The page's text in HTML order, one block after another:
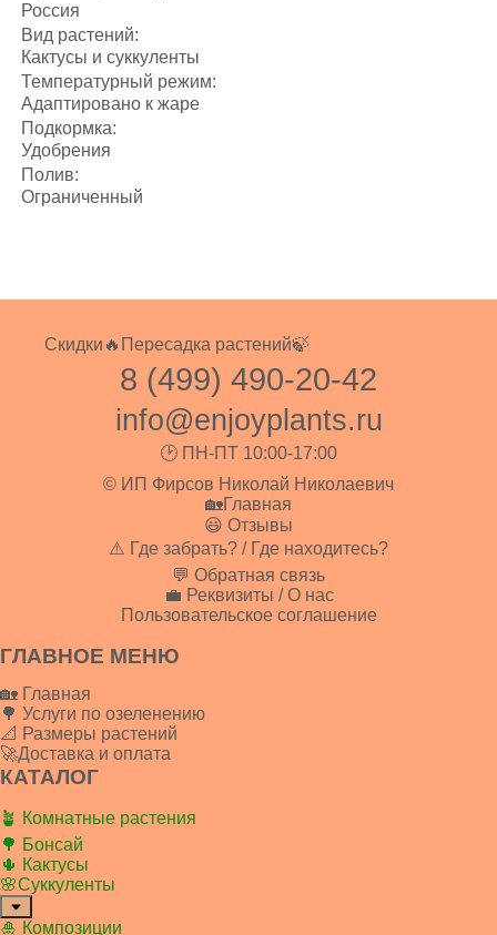
Россия
Вид растений:
Кактусы и суккуленты
Температурный режим:
Адаптировано к жаре
Подкормка:
Удобрения
Полив:
Ограниченный
Скидки🔥 Пересадка растений🍃
8 (499) 490-20-42
info@enjoyplants.ru
🕑 ПН-ПТ 10:00-17:00
© ИП Фирсов Николай Николаевич
🏡Главная
😃 Отзывы
⚠️ Где забрать? / Где находитесь?
💬 Обратная связь
💼 Реквизиты / О нас
Пользовательское соглашение
ГЛАВНОЕ МЕНЮ
🏡 Главная
🌳 Услуги по озеленению
📐 Размеры растений
🚀Доставка и оплата
КАТАЛОГ
🪴 Комнатные растения
🌳 Бонсай
🌵 Кактусы
🌸Суккуленты
🎍 Композиции